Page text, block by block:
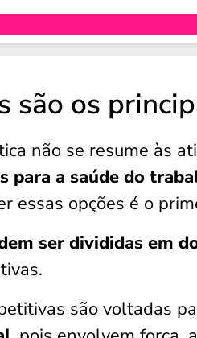
são os
não se resume às
para a saúde do
essas opções é o
ser divididas em
são voltadas